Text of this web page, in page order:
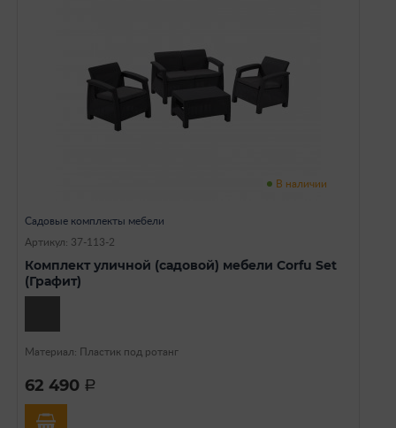
В наличии
Садовые комплекты мебели
Артикул: 37-113-2
Комплект уличной (садовой) мебели Corfu Set
(Графит)
Материал: Пластик под ротанг
62 490 a